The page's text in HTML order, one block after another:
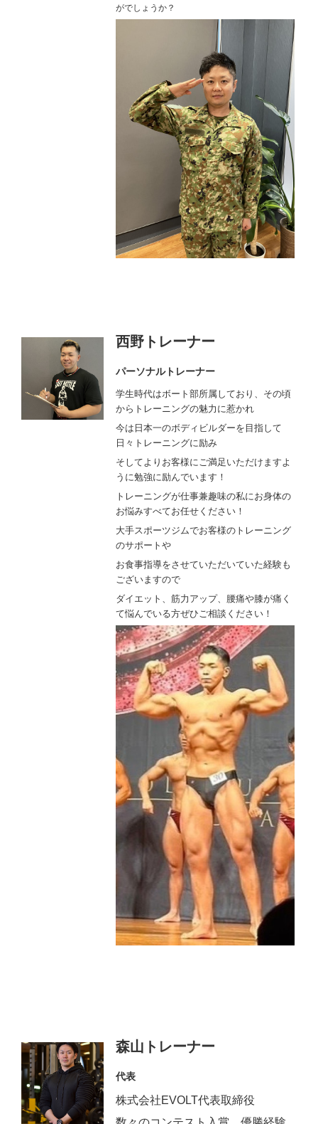
がでしょうか？
西野トレーナー
パーソナルトレーナー
学生時代はボート部所属しており、その頃
からトレーニングの魅力に惹かれ
今は日本一のボディビルダーを目指して
日々トレーニングに励み
そしてよりお客様にご満足いただけますよ
うに勉強に励んでいます！
トレーニングが仕事兼趣味の私にお身体の
お悩みすべてお任せください！
大手スポーツジムでお客様のトレーニング
のサポートや
お食事指導をさせていただいていた経験も
ございますので
ダイエット、筋力アップ、腰痛や膝が痛く
て悩んでいる方ぜひご相談ください！
森山トレーナー
代表
株式会社EVOLT代表取締役